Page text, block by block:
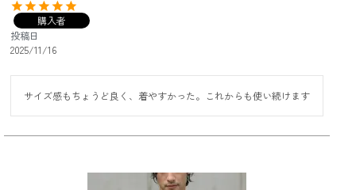
購入者
投稿日
2025/11/16
サイズ感もちょうど良く、着やすかった。これからも使い続けます